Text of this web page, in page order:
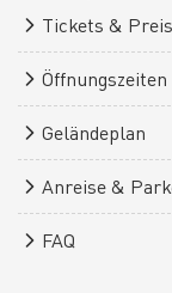
Tickets &
Öffnungszeiten
Geländeplan
Anreise &
FAQ